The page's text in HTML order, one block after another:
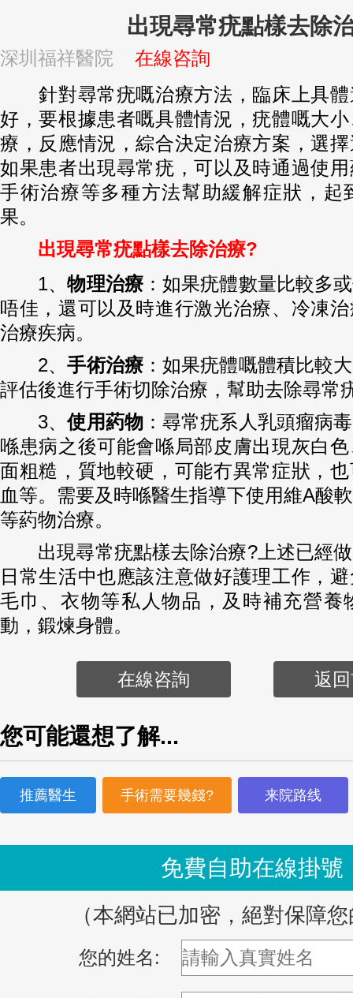
出現尋常疣點樣去除
深圳福祥醫院
在線咨詢
針對尋常疣嘅治療方法，臨床上具體
好，要根據患者嘅具體情況，疣體嘅大
療，反應情況，綜合決定治療方案，選
如果患者出現尋常疣，可以及時通過使
手術治療等多種方法幫助緩解症狀，起
果。
出現尋常疣點樣去除治療?
1、物理治療：如果疣體數量比較多
唔佳，還可以及時進行激光治療、冷凍
治療疾病。
2、手術治療：如果疣體嘅體積比較
評估後進行手術切除治療，幫助去除尋常
3、使用葯物：尋常疣系人乳頭瘤病
喺患病之後可能會喺局部皮膚出現灰白
面粗糙，質地較硬，可能冇異常症狀，
血等。需要及時喺醫生指導下使用維A酸
等葯物治療。
出現尋常疣點樣去除治療?上述已經做
日常生活中也應該注意做好護理工作，
毛巾、衣物等私人物品，及時補充營養
動，鍛煉身體。
在線咨詢 返
您可能還想了解...
推薦醫生 手術需要幾錢? 来院路线
免費自助在線掛號
（本網站已加密，絕對保障
您的姓名: